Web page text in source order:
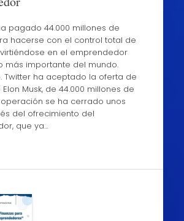
pagado 44.000 millones de
hacerse con el control total de
en el emprendedor
más importante del mundo.
Twitter ha aceptado la oferta de
Musk, de 44.000 millones de
operación se ha cerrado unos
del ofrecimiento del
que ya…